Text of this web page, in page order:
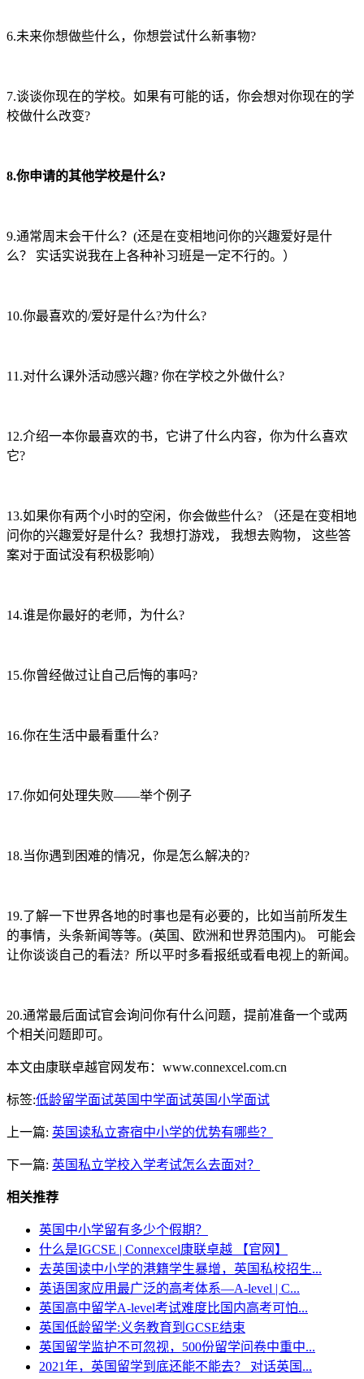
6.未来你想做些什么，你想尝试什么新事物?
7.谈谈你现在的学校。如果有可能的话，你会想对你现在的学
校做什么改变?
8.你申请的其他学校是什么?
9.通常周末会干什么？(还是在变相地问你的兴趣爱好是什
么？ 实话实说我在上各种补习班是一定不行的。）
10.你最喜欢的/爱好是什么?为什么?
11.对什么课外活动感兴趣? 你在学校之外做什么?
12.介绍一本你最喜欢的书，它讲了什么内容，你为什么喜欢
它?
13.如果你有两个小时的空闲，你会做些什么? （还是在变相地
问你的兴趣爱好是什么？我想打游戏， 我想去购物， 这些答
案对于面试没有积极影响）
14.谁是你最好的老师，为什么?
15.你曾经做过让自己后悔的事吗?
16.你在生活中最看重什么?
17.你如何处理失败——举个例子
18.当你遇到困难的情况，你是怎么解决的?
19.了解一下世界各地的时事也是有必要的，比如当前所发生
的事情，头条新闻等等。(英国、欧洲和世界范围内)。 可能会
让你谈谈自己的看法? 所以平时多看报纸或看电视上的新闻。
20.通常最后面试官会询问你有什么问题，提前准备一个或两
个相关问题即可。
本文由康联卓越官网发布：www.connexcel.com.cn
标签:低龄留学面试英国中学面试英国小学面试
上一篇: 英国读私立寄宿中小学的优势有哪些？
下一篇: 英国私立学校入学考试怎么去面对？
相关推荐
英国中小学留有多少个假期？
什么是IGCSE | Connexcel康联卓越 【官网】
去英国读中小学的港籍学生暴增，英国私校招生...
英语国家应用最广泛的高考体系—A-level | C...
英国高中留学A-level考试难度比国内高考可怕...
英国低龄留学:义务教育到GCSE结束
英国留学监护不可忽视，500份留学问卷中重中...
2021年，英国留学到底还能不能去？ 对话英国...